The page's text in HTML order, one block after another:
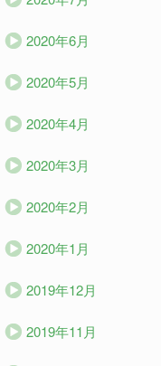
2020年6月
2020年5月
2020年4月
2020年3月
2020年2月
2020年1月
2019年12月
2019年11月